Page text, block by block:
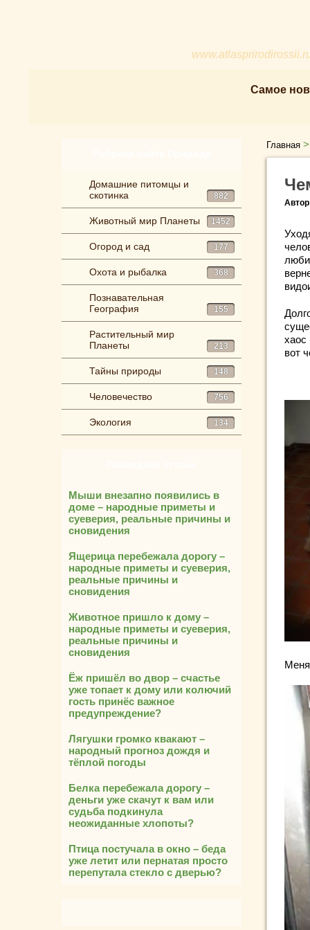
Самое
Домашние питомцы и
скотинка
882
Животный мир Планеты 1452
Огород и сад 177
Охота и рыбалка 368
Познавательная
География
155
Растительный мир
Планеты
213
Тайны природы 148
Человечество 756
Экология 134
Мыши внезапно появились в
доме – народные приметы и
суеверия, реальные причины и
сновидения
Ящерица перебежала дорогу –
народные приметы и суеверия,
реальные причины и
сновидения
Животное пришло к дому –
народные приметы и суеверия,
реальные причины и
сновидения
Ёж пришёл во двор – счастье
уже топает к дому или колючий
гость принёс важное
предупреждение?
Лягушки громко квакают –
народный прогноз дождя и
тёплой погоды
Белка перебежала дорогу –
деньги уже скачут к вам или
судьба подкинула
неожиданные хлопоты?
Птица постучала в окно – беда
уже летит или пернатая просто
перепутала стекло с дверью?
Главная
хаос
вот